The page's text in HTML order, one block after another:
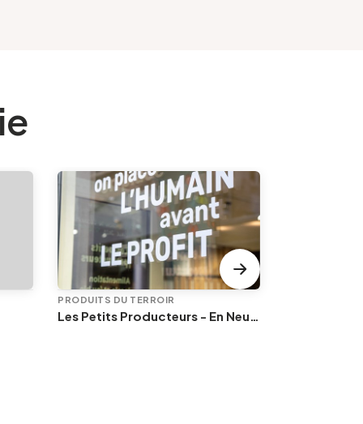
PRODUITS DU TERROIR
Les Petits Producteurs - En Neuvice